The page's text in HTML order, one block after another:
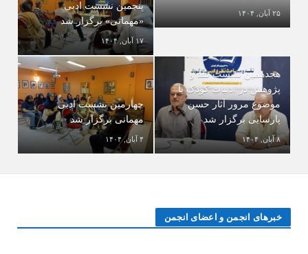
۲۵ آبان, ۱۴۰۴
پنجمین نشست ادبی
«مهمانی» برگزار شد
۱۷ آبان, ۱۴۰۴
هجدهمین نشست نقد و
پژوهش در ادبیات کودک با
موضوع مرور آثار حسن
پارسایی برگزار شد
۸ آبان, ۱۴۰۴
چهارمین نشست ادبی
مهمانی برگزار شد
۴ آبان, ۱۴۰۴
خبر‌های انجمن و اعضای انجمن